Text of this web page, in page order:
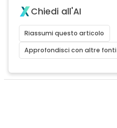
Chiedi all'AI
Riassumi questo articolo
Approfondisci con altre fonti